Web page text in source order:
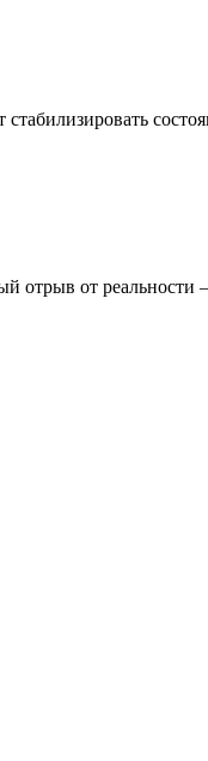
отрыв от реальности